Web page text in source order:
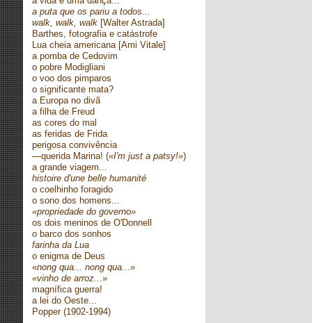
a puta que os pariu a todos...
walk, walk, walk [Walter Astrada]
Barthes, fotografia e catástrofe
Lua cheia americana [Ami Vitale]
a pomba de Cedovim
o pobre Modigliani
o voo dos pimparos
o significante mata?
a Europa no divã
a filha de Freud
as cores do mal
as feridas de Frida
perigosa convivência
—querida Marina! («I'm just a patsy!»)
a grande viagem...
histoire d'une belle humanité
o coelhinho foragido
o sono dos homens...
«propriedade do governo»
os dois meninos de O'Donnell
o barco dos sonhos
farinha da Lua
o enigma de Deus
«nong qua... nong qua...»
«vinho de arroz...»
magnífica guerra!
a lei do Oeste...
Popper (1902-1994)